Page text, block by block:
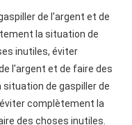
de l'argent et de
la situation de
inutiles, éviter
l'argent et de faire des
de gaspiller de
complètement la
des choses inutiles.